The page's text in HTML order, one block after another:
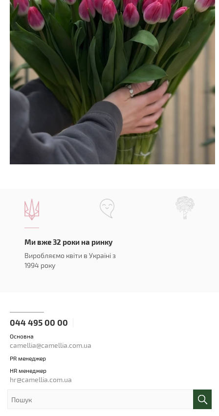
Ми вже 32 роки на ринку
Виробляємо квіти в Україні з
1994 року
044 495 00 00
Основна
camellia@camellia.com.ua
PR менеджер
HR менеджер
hr@camellia.com.ua